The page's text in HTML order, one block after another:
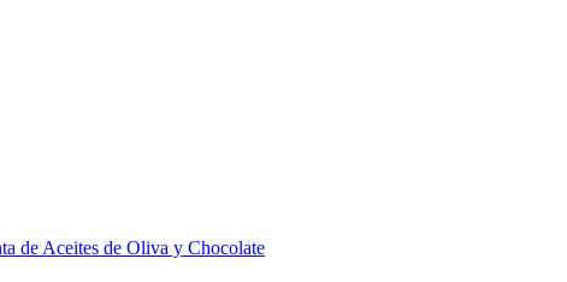
de Aceites de Oliva y Chocolate